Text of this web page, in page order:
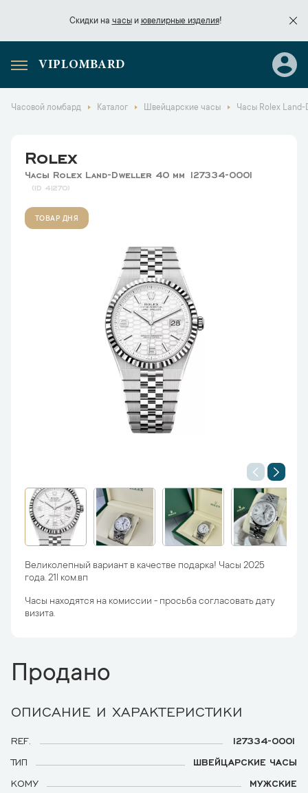
Скидки на часыи ювелирные изделия!
Скидки начасы
VIPLOMBARD
Часовой ломбард Каталог Швейцарские часы Часы Rolex Land-
Rolex
Часы Rolex Land-Dweller 40 мм 127334-0001
41270
ТОВАР ДНЯ
Великолепный вариант в качестве подарка! Часы 2025
года. 21l ком.вп
Часы находятся на комиссии - просьба согласовать дату
визита.
Продано
ОПИСАНИЕ И ХАРАКТЕРИСТИКИ
REF.
127334-0001
ТИП
ШВЕЙЦАРСКИЕ ЧАСЫ
КОМУ
МУЖСКИЕ